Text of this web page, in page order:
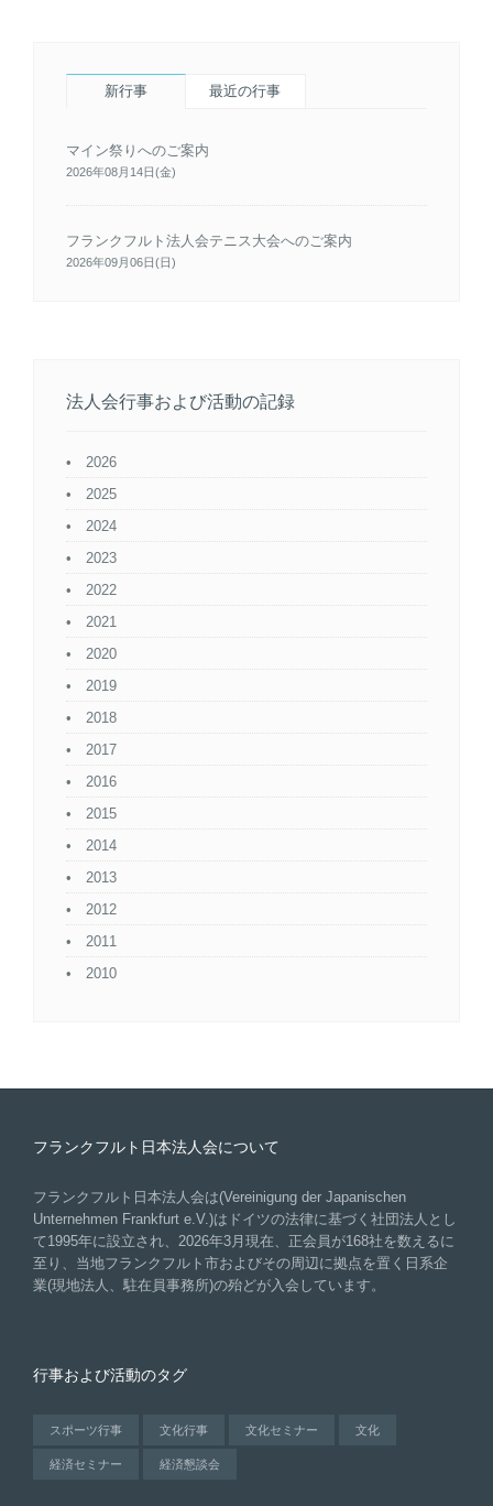
新行事 最近の行事
マイン祭りへのご案内
2026年08月14日(金)
フランクフルト法人会テニス大会へのご案内
2026年09月06日(日)
法人会行事および活動の記録
2026
2025
2024
2023
2022
2021
2020
2019
2018
2017
2016
2015
2014
2013
2012
2011
2010
フランクフルト日本法人会について
フランクフルト日本法人会は(Vereinigung der Japanischen
Unternehmen Frankfurt e.V.)はドイツの法律に基づく社団法人とし
て1995年に設立され、2026年3月現在、正会員が168社を数えるに
至り、当地フランクフルト市およびその周辺に拠点を置く日系企
業(現地法人、駐在員事務所)の殆どが入会しています。
行事および活動のタグ
スポーツ行事 文化行事 文化セミナー 文化
経済セミナー 経済懇談会